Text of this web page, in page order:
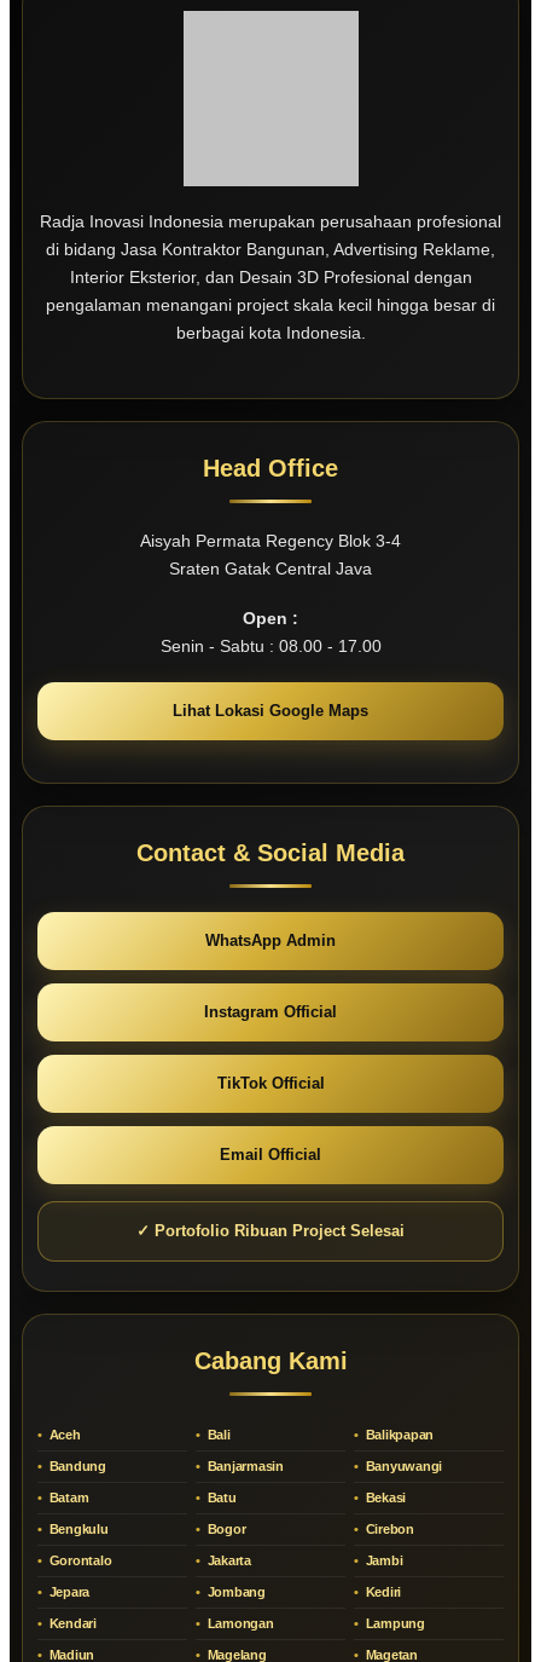
Radja Inovasi Indonesia merupakan perusahaan profesional
di bidang Jasa Kontraktor Bangunan, Advertising Reklame,
Interior Eksterior, dan Desain 3D Profesional dengan
pengalaman menangani project skala kecil hingga besar di
berbagai kota Indonesia.
Head Office
Aisyah Permata Regency Blok 3-4
Sraten Gatak Central Java
Open :
Senin - Sabtu : 08.00 - 17.00
Lihat Lokasi Google Maps
Contact & Social Media
WhatsApp Admin
Instagram Official
TikTok Official
Email Official
✓ Portofolio Ribuan Project Selesai
Cabang Kami
Aceh Bali Balikpapan
Bandung Banjarmasin Banyuwangi
Batam Batu Bekasi
Bengkulu Bogor Cirebon
Gorontalo Jakarta Jambi
Jepara Jombang Kediri
Kendari Lamongan Lampung
Madiun Magelang Magetan